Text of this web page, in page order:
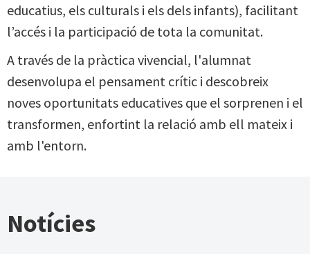
educatius, els culturals i els dels infants), facilitant
l’accés i la participació de tota la comunitat.
A través de la pràctica vivencial, l'alumnat
desenvolupa el pensament crític i descobreix
noves oportunitats educatives que el sorprenen i el
transformen, enfortint la relació amb ell mateix i
amb l'entorn.
Notícies